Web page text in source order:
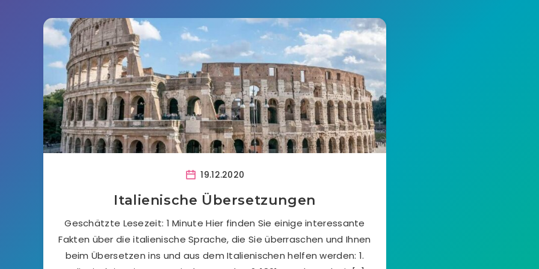
19.12.2020
Italienische Übersetzungen
Geschätzte Lesezeit: 1 Minute Hier finden Sie einige interessante
Fakten über die italienische Sprache, die Sie überraschen und Ihnen
beim Übersetzen ins und aus dem Italienischen helfen werden: 1.